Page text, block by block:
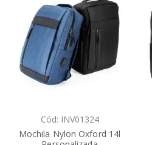
Cód: INV01324
Mochila Nylon Oxford 14l